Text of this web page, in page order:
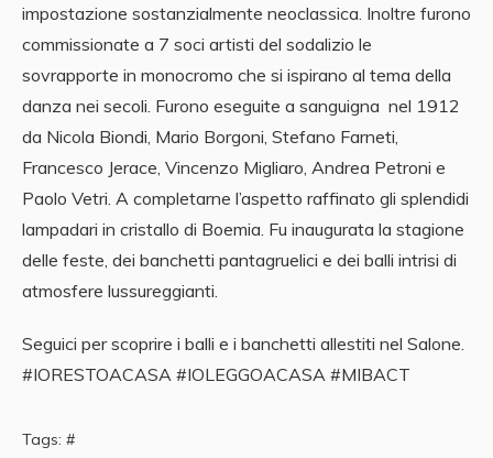
impostazione sostanzialmente neoclassica. Inoltre furono
commissionate a 7 soci artisti del sodalizio le
sovrapporte in monocromo che si ispirano al tema della
danza nei secoli. Furono eseguite a sanguigna nel 1912
da Nicola Biondi, Mario Borgoni, Stefano Farneti,
Francesco Jerace, Vincenzo Migliaro, Andrea Petroni e
Paolo Vetri. A completarne l’aspetto raffinato gli splendidi
lampadari in cristallo di Boemia. Fu inaugurata la stagione
delle feste, dei banchetti pantagruelici e dei balli intrisi di
atmosfere lussureggianti.
Seguici per scoprire i balli e i banchetti allestiti nel Salone.
#IORESTOACASA #IOLEGGOACASA #MIBACT
Tags: #